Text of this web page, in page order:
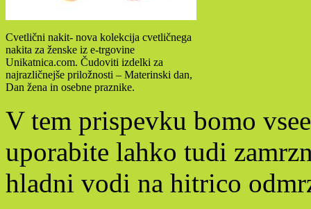
Cvetlični nakit- nova kolekcija cvetličnega
nakita za ženske iz e-trgovine
Unikatnica.com. Čudoviti izdelki za
najrazličnejše priložnosti – Materinski dan,
Dan žena in osebne praznike.
V tem prispevku bomo
uporabite lahko tudi
hladni vodi na hitrico